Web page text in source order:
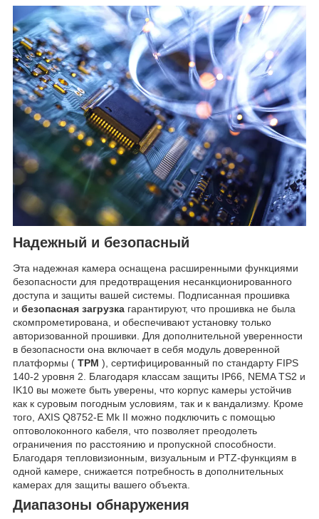
Надежный и безопасный
Эта надежная камера оснащена расширенными функциями
безопасности для предотвращения несанкционированного
доступа и защиты вашей системы. Подписанная прошивка
и безопасная загрузка гарантируют, что прошивка не была
скомпрометирована, и обеспечивают установку только
авторизованной прошивки. Для дополнительной уверенности
в безопасности она включает в себя модуль доверенной
платформы ( TPM ), сертифицированный по стандарту FIPS
140-2 уровня 2. Благодаря классам защиты IP66, NEMA TS2 и
IK10 вы можете быть уверены, что корпус камеры устойчив
как к суровым погодным условиям, так и к вандализму. Кроме
того, AXIS Q8752-E Mk II можно подключить с помощью
оптоволоконного кабеля, что позволяет преодолеть
ограничения по расстоянию и пропускной способности.
Благодаря тепловизионным, визуальным и PTZ-функциям в
одной камере, снижается потребность в дополнительных
камерах для защиты вашего объекта.
Диапазоны обнаружения